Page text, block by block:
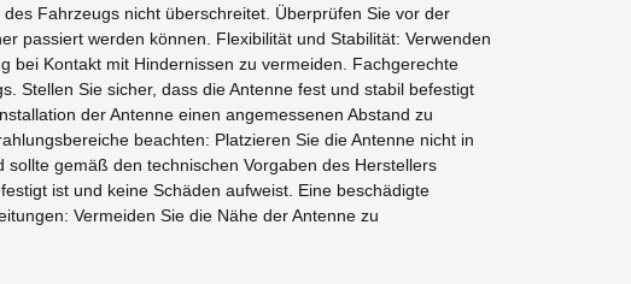
Fahrzeugs nicht überschreitet. Überprüfen Sie vor der
passiert werden können. Flexibilität und Stabilität: Verwenden
bei Kontakt mit Hindernissen zu vermeiden. Fachgerechte
Stellen Sie sicher, dass die Antenne fest und stabil befestigt
der Antenne einen angemessenen Abstand zu
beachten: Platzieren Sie die Antenne nicht in
gemäß den technischen Vorgaben des Herstellers
ist und keine Schäden aufweist. Eine beschädigte
Vermeiden Sie die Nähe der Antenne zu